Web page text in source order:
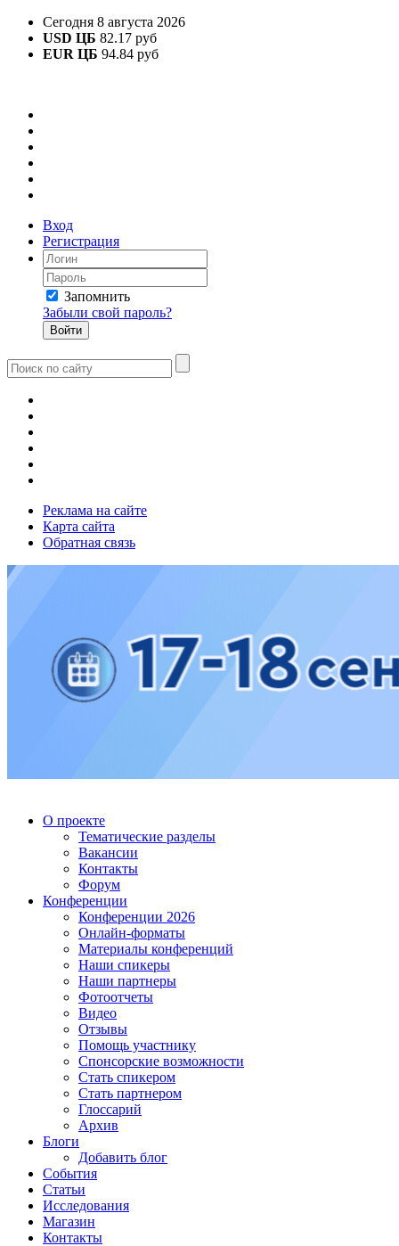
Сегодня 8 августа 2026
USD ЦБ 82.17 руб
EUR ЦБ 94.84 руб
Вход
Регистрация
Запомнить
Забыли свой пароль?
Реклама на сайте
Карта сайта
Обратная связь
О проекте
Тематические разделы
Вакансии
Контакты
Форум
Конференции
Конференции 2026
Онлайн-форматы
Материалы конференций
Наши спикеры
Наши партнеры
Фотоотчеты
Видео
Отзывы
Помощь участнику
Спонсорские возможности
Стать спикером
Стать партнером
Глоссарий
Архив
Блоги
Добавить блог
События
Статьи
Исследования
Магазин
Контакты